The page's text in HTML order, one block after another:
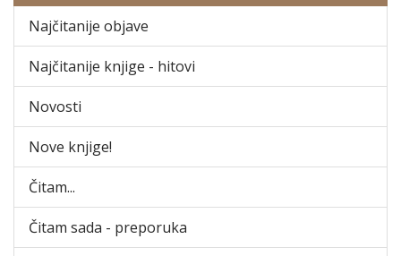
Najčitanije objave
Najčitanije knjige - hitovi
Novosti
Nove knjige!
Čitam...
Čitam sada - preporuka